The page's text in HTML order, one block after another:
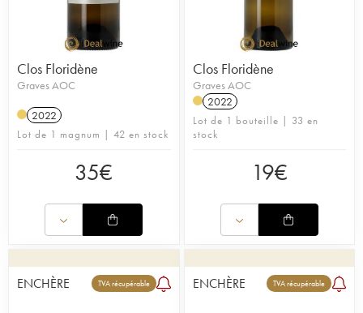
Clos Floridène
Graves AOC
2022
Lot de 1 magnum | 42 en stock
35€
Clos Floridène
Graves AOC
2022
Lot de 1 bouteille | 33 en
stock
19€
ENCHÈRE TVA récupérable ENCHÈRE TVA récupérable